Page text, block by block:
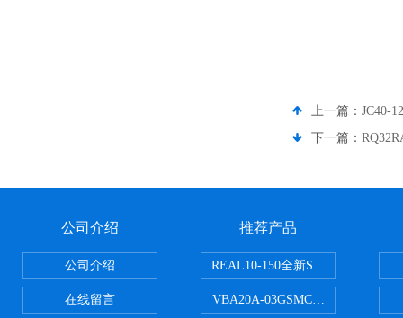
上一篇： JC40-
下一篇：
公司介绍
公司介绍
在线留言
推荐产品
REAL10-150全新SMC正弦无杆缸
VBA20A-03GSMC增压阀VBA-